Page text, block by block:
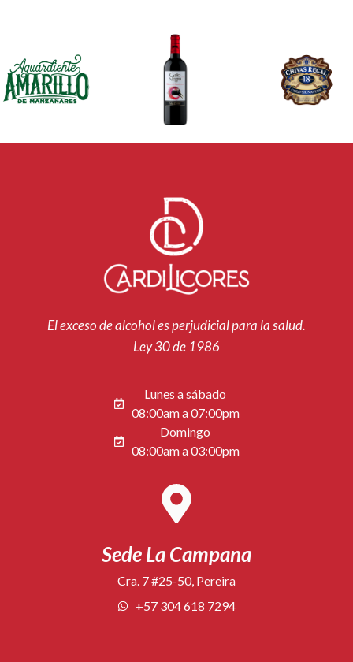
El exceso de alcohol es perjudicial para la salud.
Ley 30 de 1986
Lunes a sábado
08:00am a 07:00pm
Domingo
08:00am a 03:00pm
Sede La Campana
Cra. 7 #25-50, Pereira
+57 304 618 7294